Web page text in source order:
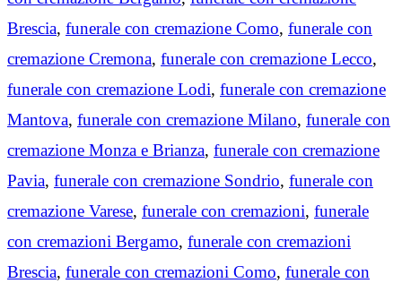
Brescia, funerale con cremazione Como, funerale con
cremazione Cremona, funerale con cremazione Lecco,
funerale con cremazione Lodi, funerale con cremazione
Mantova, funerale con cremazione Milano, funerale con
cremazione Monza e Brianza, funerale con cremazione
Pavia, funerale con cremazione Sondrio, funerale con
cremazione Varese, funerale con cremazioni, funerale
con cremazioni Bergamo, funerale con cremazioni
Brescia, funerale con cremazioni Como, funerale con